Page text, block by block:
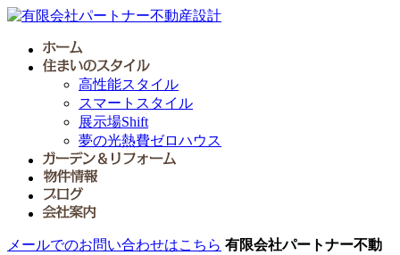
高性能スタイル
スマートスタイル
展示場Shift
夢の光熱費ゼロハウス
メールでのお問い合わせはこちら 有限会社パートナー不動